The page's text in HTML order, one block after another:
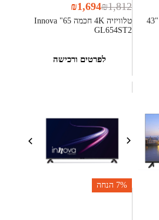
טלוויזיה חכמה אנדרואיד 12 "43
טלוויזיה 4K חכמה 65" Innova
GL654ST2
₪1,812
₪1,694
לפרטים ורכישה
7% הנחה